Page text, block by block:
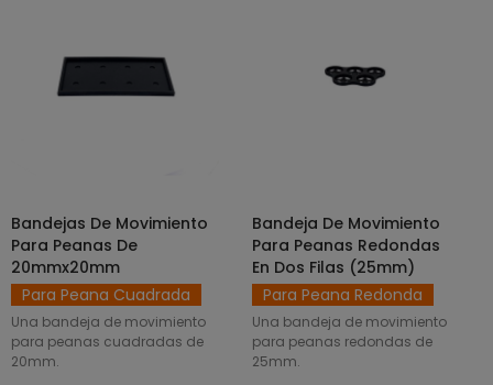
SELECCIONAR OPCIONES
Bandejas De Movimiento
Para Peanas De
20mmx20mm
Para Peana Cuadrada
Una bandeja de movimiento
para peanas cuadradas de
20mm.
AÑADIR AL CARRITO
Bandeja De Movimiento
Para Peanas Redondas
En Dos Filas (25mm)
Para Peana Redonda
Una bandeja de movimiento
para peanas redondas de
25mm.